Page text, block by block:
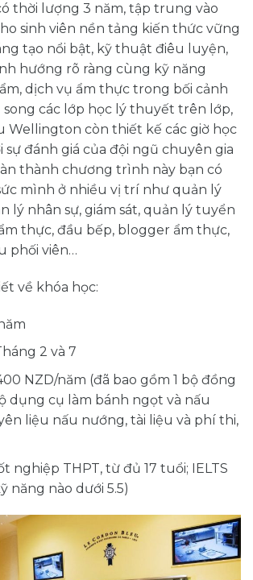
thời lượng 3 năm, tập trung vào
sinh viên nền tảng kiến thức vững
tạo nổi bật, kỹ thuật điêu luyện,
hướng rõ ràng cùng kỹ năng
dịch vụ ẩm thực trong bối cảnh
song các lớp học lý thuyết trên lớp,
Wellington còn thiết kế các giờ học
đánh giá của đội ngũ chuyên gia
thành chương trình này bạn có
mình ở nhiều vị trí như quản lý
lý nhân sự, giám sát, quản lý tuyển
thực, đầu bếp, blogger ẩm thực,
phối viên…
về khóa học:
2 và 7
NZD/năm (đã bao gồm 1 bộ đồng
dụng cụ làm bánh ngọt và nấu
liệu nấu nướng, tài liệu và phí thi,
nghiệp THPT, từ đủ 17 tuổi; IELTS
năng nào dưới 5.5)